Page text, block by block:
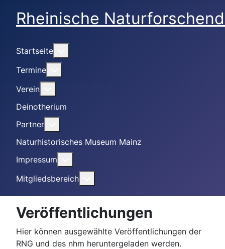
Rheinische
Startseite
Termine
Verein
Deinotherium
Partner
Naturhistorisches Museum Mainz
Impressum
Mitgliedsbereich
Veröffentlichungen
Hier können ausgewählte Veröffentlichungen der
RNG und des nhm heruntergeladen werden.